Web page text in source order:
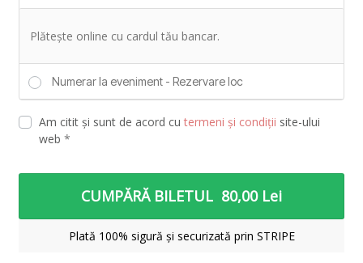
Plătește online cu cardul tău bancar.
Numerar la eveniment - Rezervare loc
Am citit și sunt de acord cu termeni și condiții site-ului
web *
CUMPĂRĂ BILETUL 80,00 Lei
Plată 100% sigură și securizată prin STRIPE